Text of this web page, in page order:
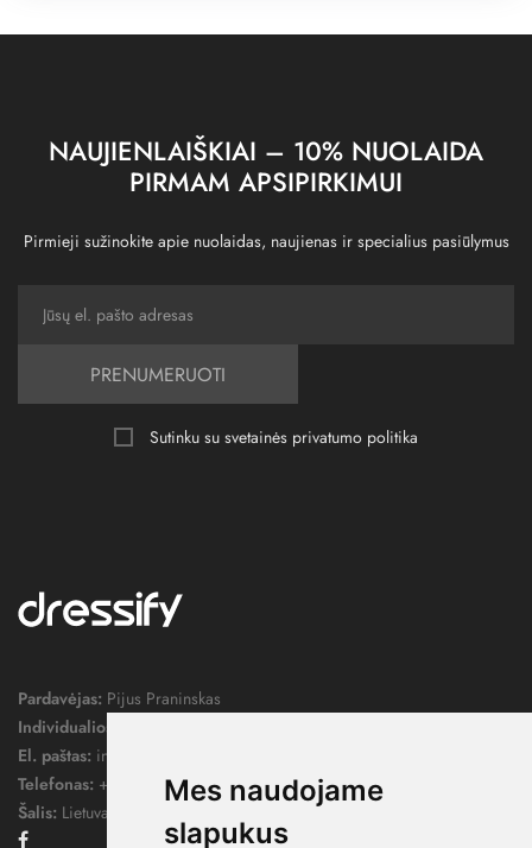
Mes naudojame
slapukus
NAUJIENLAIŠKIAI – 10% NUOLAIDA
PIRMAM APSIPIRKIMUI
Pirmieji sužinokite apie nuolaidas, naujienas ir specialius pasiūlymus
PRENUMERUOTI
Sutinku su svetainės privatumo politika
Pardavėjas: Pijus Praninskas
Individualios veiklos pažymos nr.:
El. paštas: info@dressify.lt
Telefonas: +370 676 78578
Šalis: Lietuva